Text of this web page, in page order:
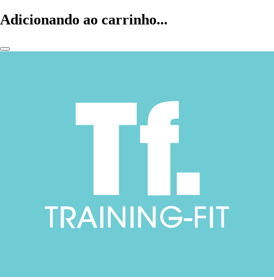
Adicionando ao carrinho...